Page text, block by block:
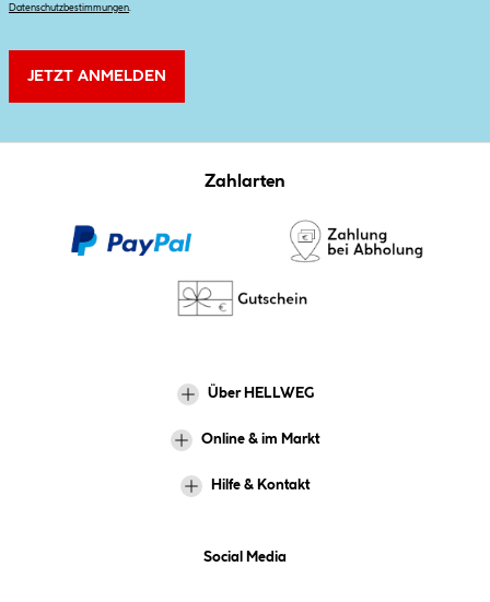
Datenschutzbestimmungen
JETZT ANMELDEN
Zahlarten
Über HELLWEG
Online & im Markt
Hilfe & Kontakt
Social Media